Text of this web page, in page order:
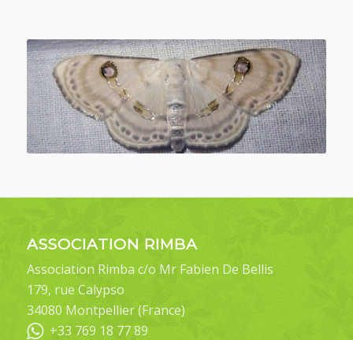
ASSOCIATION RIMBA
Association Rimba c/o Mr Fabien De Bellis
179, rue Calypso
34080 Montpellier (France)
+33 769 18 77 89